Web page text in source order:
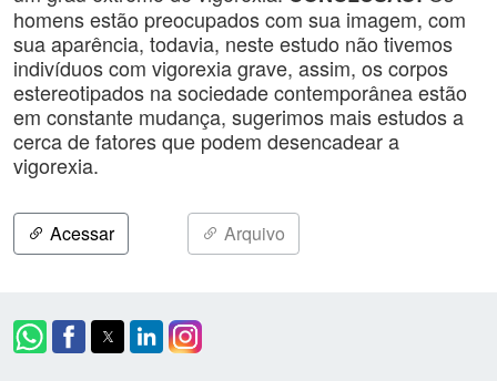
homens estão preocupados com sua imagem, com
sua aparência, todavia, neste estudo não tivemos
indivíduos com vigorexia grave, assim, os corpos
estereotipados na sociedade contemporânea estão
em constante mudança, sugerimos mais estudos a
cerca de fatores que podem desencadear a
vigorexia.
Acessar Arquivo